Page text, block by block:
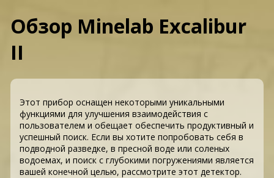
Обзор Minelab Excalibur
II
Этот прибор оснащен некоторыми уникальными
функциями для улучшения взаимодействия с
пользователем и обещает обеспечить продуктивный и
успешный поиск. Если вы хотите попробовать себя в
подводной разведке, в пресной воде или соленых
водоемах, и поиск c глубокими погружениями является
вашей конечной целью, рассмотрите этот детектор.